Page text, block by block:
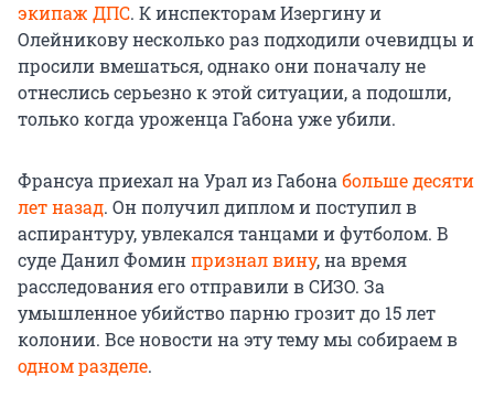
экипаж ДПС. К инспекторам Изергину и
Олейникову несколько раз подходили очевидцы и
просили вмешаться, однако они поначалу не
отнеслись серьезно к этой ситуации, а подошли,
только когда уроженца Габона уже убили.
Франсуа приехал на Урал из Габона больше десяти
лет назад. Он получил диплом и поступил в
аспирантуру, увлекался танцами и футболом. В
суде Данил Фоминпризнал вину, на время
расследования его отправили в СИЗО. За
умышленное убийство парню грозит до 15 лет
колонии. Все новости на эту тему мы собираем в
одном разделе.